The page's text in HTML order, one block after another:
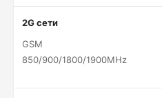
2G сети
GSM
850/900/1800/1900MHz